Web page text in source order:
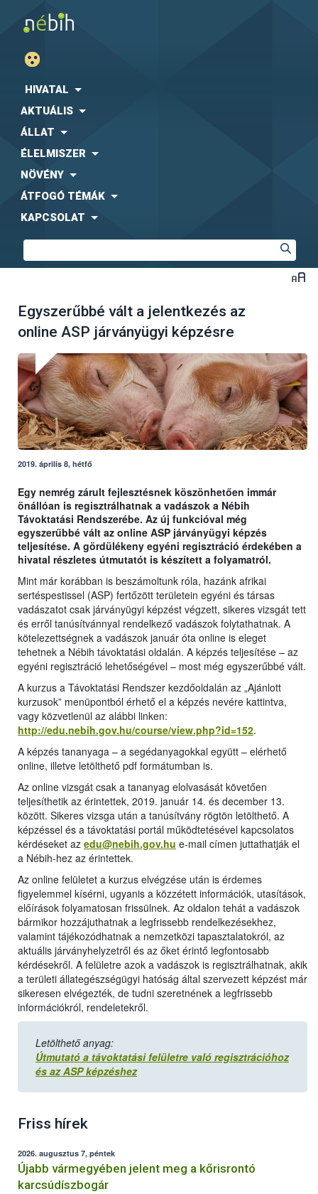
HIVATAL
AKTUÁLIS
ÁLLAT
ÉLELMISZER
NÖVÉNY
ÁTFOGÓ TÉMÁK
KAPCSOLAT
Egyszerűbbé vált a jelentkezés az
online ASP járványügyi képzésre
2019. április 8, hétfő
Egy nemrég zárult fejlesztésnek köszönhetően immár
önállóan is regisztrálhatnak a vadászok a Nébih
Távoktatási Rendszerébe. Az új funkcióval még
egyszerűbbé vált az online ASP járványügyi képzés
teljesítése. A gördülékeny egyéni regisztráció érdekében a
hivatal részletes útmutatót is készített a folyamatról.
Mint már korábban is beszámoltunk róla, hazánk afrikai
sertéspestissel (ASP) fertőzött területein egyéni és társas
vadászatot csak járványügyi képzést végzett, sikeres vizsgát tett
és erről tanúsítvánnyal rendelkező vadászok folytathatnak. A
kötelezettségnek a vadászok január óta online is eleget
tehetnek a Nébih távoktatási oldalán. A képzés teljesítése – az
egyéni regisztráció lehetőségével – most még egyszerűbbé vált.
A kurzus a Távoktatási Rendszer kezdőoldalán az „Ajánlott
kurzusok” menüpontból érhető el a képzés nevére kattintva,
vagy közvetlenül az alábbi linken:
http://edu.nebih.gov.hu/course/view.php?id=152.
A képzés tananyaga – a segédanyagokkal együtt – elérhető
online, illetve letölthető pdf formátumban is.
Az online vizsgát csak a tananyag elolvasását követően
teljesíthetik az érintettek, 2019. január 14. és december 13.
között. Sikeres vizsga után a tanúsítvány rögtön letölthető. A
képzéssel és a távoktatási portál működtetésével kapcsolatos
kérdéseket az edu@nebih.gov.hu e-mail címen juttathatják el
a Nébih-hez az érintettek.
Az online felületet a kurzus elvégzése után is érdemes
figyelemmel kísérni, ugyanis a közzétett információk, utasítások,
előírások folyamatosan frissülnek. Az oldalon tehát a vadászok
bármikor hozzájuthatnak a legfrissebb rendelkezésekhez,
valamint tájékozódhatnak a nemzetközi tapasztalatokról, az
aktuális járványhelyzetről és az őket érintő legfontosabb
kérdésekről. A felületre azok a vadászok is regisztrálhatnak, akik
a területi állategészségügyi hatóság által szervezett képzést már
sikeresen elvégezték, de tudni szeretnének a legfrissebb
információkról, rendeletekről.
Letölthető anyag:
Útmutató a távoktatási felületre való regisztrációhoz
és az ASP képzéshez
Friss hírek
2026. augusztus 7, péntek
Újabb vármegyében jelent meg a kőrisrontó
karcsúdíszbogár